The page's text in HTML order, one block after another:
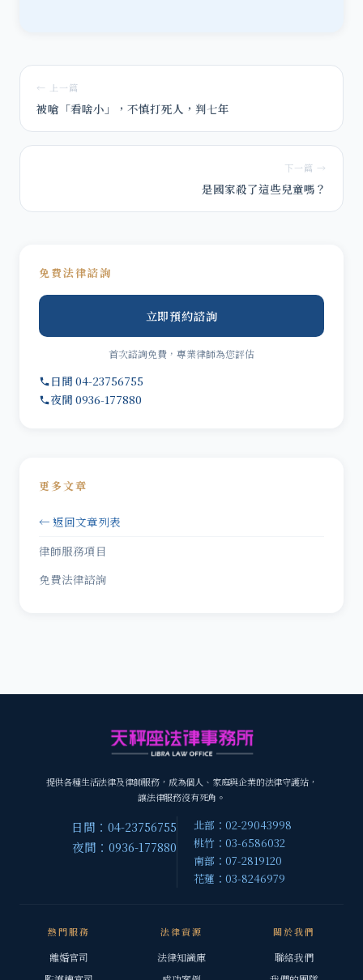
← 上一篇
被嗆「看啥小」，不慎打死人，判七年
下一篇 →
是國家殺了這些兒童嗎？
免費法律諮詢
立即預約諮詢
首次諮詢免費，專業律師為您評估
日間 04-23756755
夜間 0936-177880
更多文章
← 返回文章列表
律師服務項目
免費法律諮詢
提供各種生活法律及律師服務，成為個人、家庭與企業的法律守護站，
讓法律服務沒有死角。
日間：04-23756755
夜間：0936-177880
北部：02-29043998
桃竹：03-6586032
南部：07-2819120
花蓮：03-8246979
熱門服務
離婚官司
法律資源
法律知識庫
關於我們
聯絡我們